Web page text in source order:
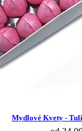
Mydlové Kvety -